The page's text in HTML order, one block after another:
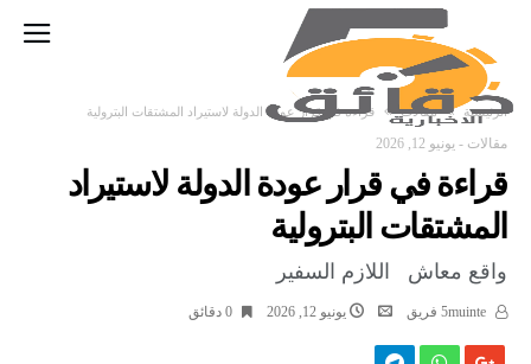
‫الرئيسية‬ مقالات قراءة في قرار عودة الدولة لاستيراد المشتقات البترولية
مقالات - يونيو 12, 2026
قراءة في قرار عودة الدولة لاستيراد
المشتقات البترولية
واقع معاش اللازم السفير
يونيو 12, 2026 0 ‫دقائق‬